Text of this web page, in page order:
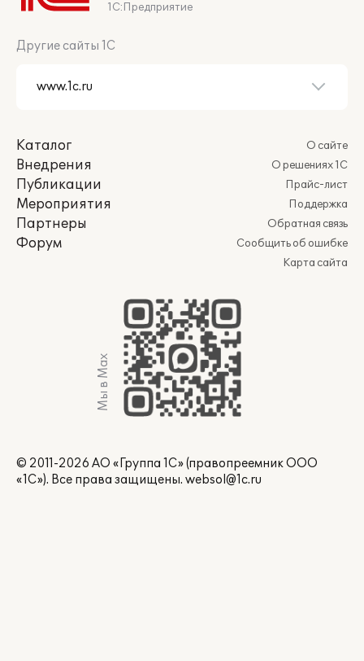
1С:Предприятие
Другие сайты 1С
Каталог
Внедрения
Публикации
Мероприятия
Партнеры
Форум
О сайте
О решениях 1С
Прайс-лист
Поддержка
Обратная связь
Сообщить об ошибке
Карта сайта
Мы в Max
© 2011-2026 АО «Группа 1С» (правопреемник ООО
«1С»). Все права защищены. websol@1c.ru